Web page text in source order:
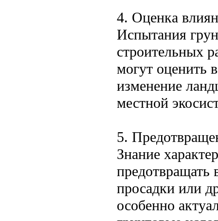
4. Оценка
Испытания
строительных
могут оценить
изменение
местной
5.
Знание
предотвращать
просадки или
особенно